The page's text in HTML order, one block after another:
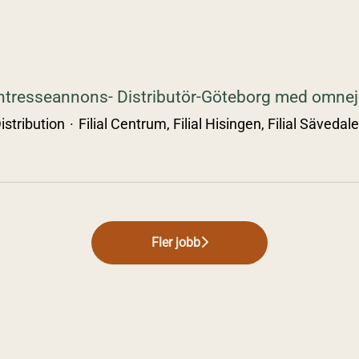
Distributör-Göteborg med
· Filial Centrum, Filial Hisingen, Filial
Fler jobb